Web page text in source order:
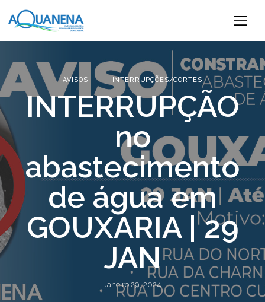
AVISOS INTERRUPÇÕES/CORTES
INTERRUPÇÃO
no
abastecimento
de água em
GOUXARIA | 29
JAN
Janeiro 29, 2024